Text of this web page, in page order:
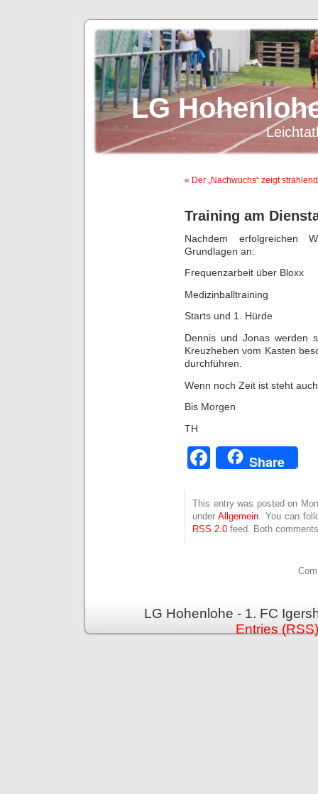
LG
« Der „Nachwuchs“ zeigt
Training am
Nachdem erfolgreichen
Grundlagen an:
Frequenzarbeit über Bloxx
Medizinballtraining
Starts und 1. Hürde
Dennis und Jonas werden
Kreuzheben vom Kasten
durchführen.
Wenn noch Zeit ist steht
Bis Morgen
TH
Facebook
Share
This entry was posted on
underAllgemein . You can
RSS 2.0 feed. Both
LG Hohenlohe - 1. FC
Entries (RSS)